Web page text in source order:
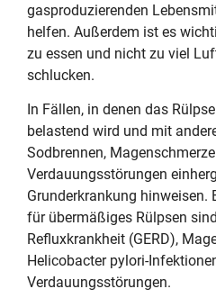
gasproduzierenden
helfen. Außerdem ist es
zu essen und nicht zu viel
schlucken.
In Fällen, in denen das
belastend wird und mit
Sodbrennen,
Verdauungsstörungen
Grunderkrankung hinweisen.
für übermäßiges Rülpsen
Refluxkrankheit (GERD),
Helicobacter pylori-
Verdauungsstörungen.